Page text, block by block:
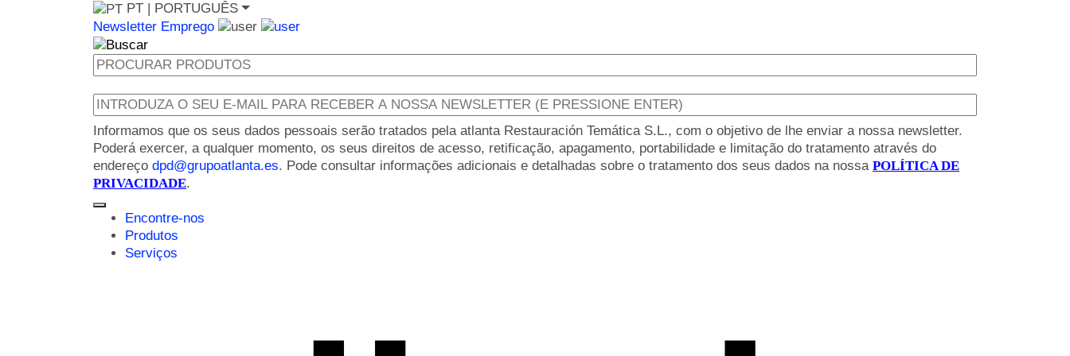
PT | PORTUGUÊS
Newsletter Emprego
Informamos que os seus dados pessoais serão tratados pela atlanta Restauración Temática S.L., com o objetivo de lhe enviar a nossa newsletter.
Poderá exercer, a qualquer momento, os seus direitos de acesso, retificação, apagamento, portabilidade e limitação do tratamento através do
endereço dpd@grupoatlanta.es. Pode consultar informações adicionais e detalhadas sobre o tratamento dos seus dados na nossa POLÍTICA DE
PRIVACIDADE.
Encontre-nos
Produtos
Serviços